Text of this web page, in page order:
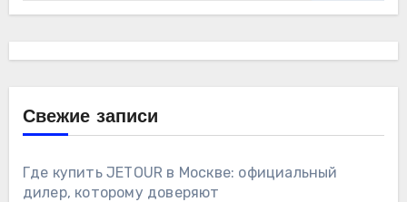
Свежие записи
Где купить JETOUR в Москве: официальный
дилер, которому доверяют